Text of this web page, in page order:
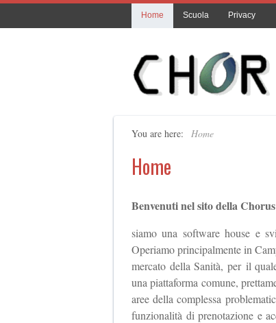
Home Scuola Privacy
You are here: Home
Home
Benvenuti nel sito della
siamo una software house e
Operiamo principalmente in
mercato della Sanità, per il
una piattaforma comune,
aree della complessa
funzionalità di prenotazione e